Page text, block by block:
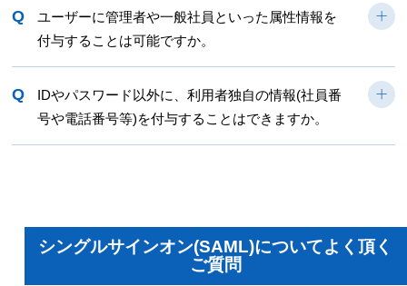
Q
ユーザーに管理者や一般社員といった属性情報を
付与することは可能ですか。
Q
IDやパスワード以外に、利用者独自の情報(社員番
号や電話番号等)を付与することはできますか。
シングルサインオン(SAML)についてよく頂く
ご質問